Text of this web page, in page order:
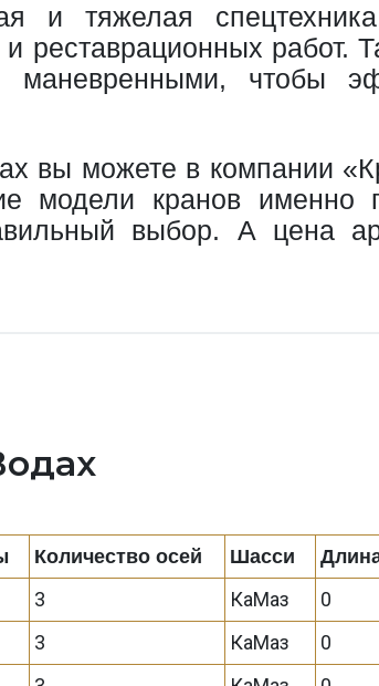
тяжелая
работ.
маневренными, чтобы
вы можете в компании
модели кранов
выбор. А цена
Количество осей Шасси
3 КаМаз 0
3 КаМаз 0